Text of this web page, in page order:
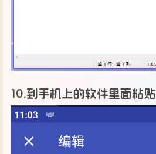
10.到手机上的软件里面粘贴